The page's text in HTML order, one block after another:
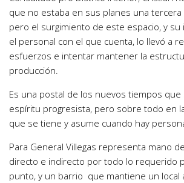
que no estaba en sus planes una
pero el surgimiento de este espacio, y
el personal con el que cuenta, lo llevó a
esfuerzos e intentar mantener la
producción.
Es una postal de los nuevos tiempos
espíritu progresista, pero sobre todo en
que se tiene y asume cuando hay
Para General Villegas representa mano
directo e indirecto por todo lo requerido
punto, y un barrio que mantiene un local